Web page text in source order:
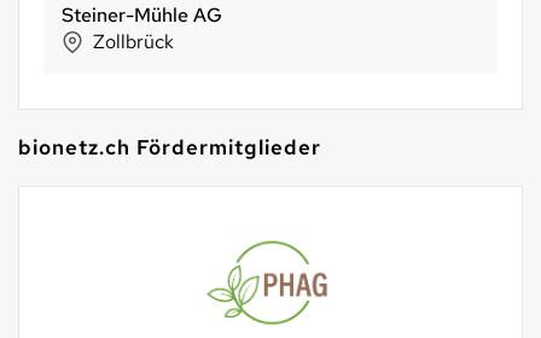
Steiner-Mühle AG
Zollbrück
bionetz.ch Fördermitglieder